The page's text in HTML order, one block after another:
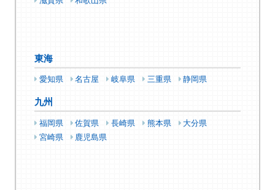
東海
愛知県 名古屋 岐阜県 三重県 静岡県
九州
福岡県 佐賀県 長崎県 熊本県
大分県
宮崎県
鹿児島県